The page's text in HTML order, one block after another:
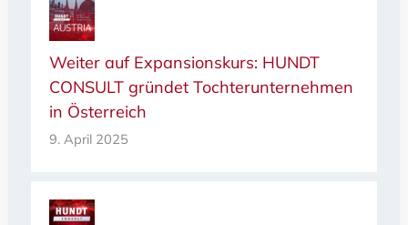
Weiter auf Expansionskurs: HUNDT
CONSULT gründet Tochterunternehmen
in Österreich
9. April 2025